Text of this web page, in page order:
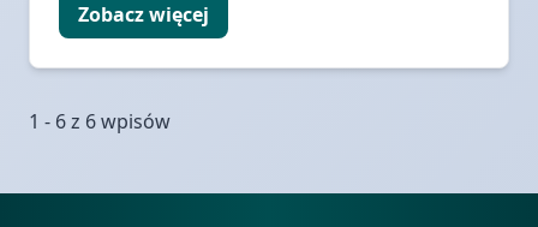
Zobacz więcej
1 - 6 z 6 wpisów